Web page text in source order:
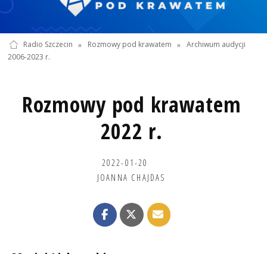
Radio Szczecin » Rozmowy pod krawatem » Archiwum audycji
2006-2023 r.
Rozmowy pod krawatem
2022 r.
2022-01-20
JOANNA CHAJDAS